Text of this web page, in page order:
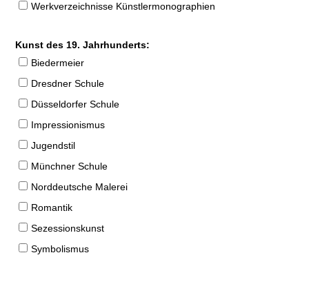
Werkverzeichnisse Künstlermonographien
Kunst des 19. Jahrhunderts:
Biedermeier
Dresdner Schule
Düsseldorfer Schule
Impressionismus
Jugendstil
Münchner Schule
Norddeutsche Malerei
Romantik
Sezessionskunst
Symbolismus